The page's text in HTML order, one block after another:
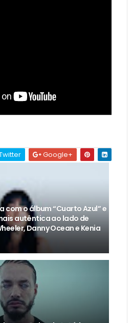
Google+
com o álbum “Cuarto Azul” e
autêntica ao lado de
Danny Ocean e Kenia